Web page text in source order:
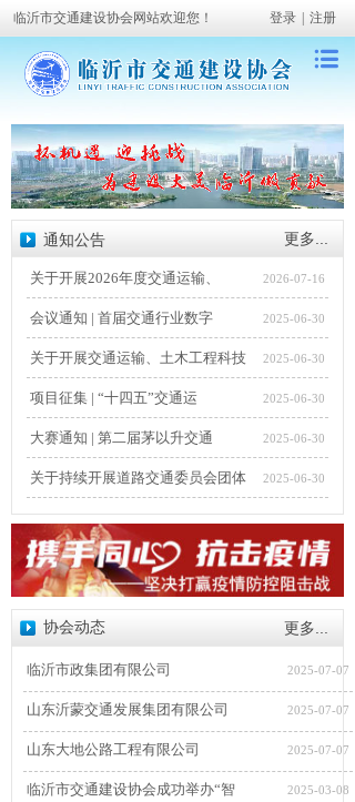
更多...
通知公告
关于开展2026年度交通运输、 2026-07-16
会议通知 | 首届交通行业数字 2025-06-30
关于开展交通运输、土木工程科技 2025-06-30
项目征集 | “十四五”交通运 2025-06-30
大赛通知 | 第二届茅以升交通 2025-06-30
关于持续开展道路交通委员会团体 2025-06-30
协会动态 更多...
临沂市政集团有限公司 2025-07-07
山东沂蒙交通发展集团有限公司 2025-07-07
山东大地公路工程有限公司 2025-07-07
临沂市交通建设协会成功举办“智 2025-03-08
临沂市交通建设协会网站欢迎您！ 登录 注册